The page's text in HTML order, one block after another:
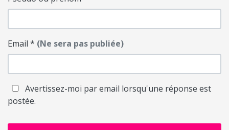
Email * (Ne sera pas publiée)
Avertissez-moi par email lorsqu'une réponse est
postée.